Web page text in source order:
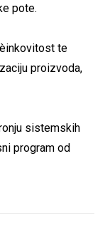
pote.
te
proizvoda,
sistemskih
program od